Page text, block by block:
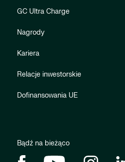
GC Ultra Charge
Nagrody
Kariera
Relacje inwestorskie
Dofinansowania UE
Bądź na bieżąco